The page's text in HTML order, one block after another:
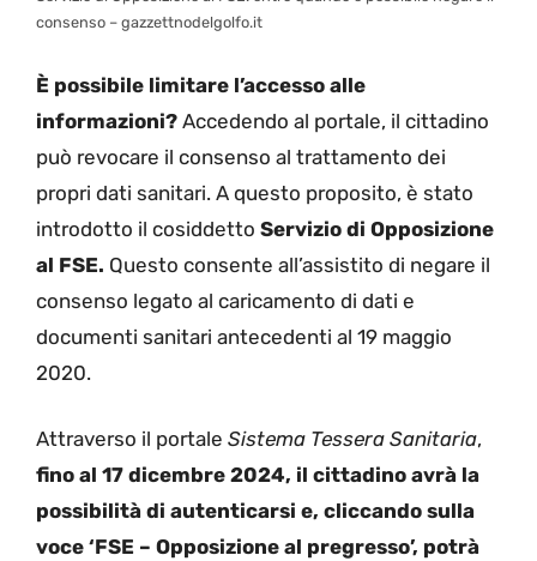
consenso – gazzettnodelgolfo.it
È possibile limitare l’accesso alle
informazioni? Accedendo al portale, il cittadino
può revocare il consenso al trattamento dei
propri dati sanitari. A questo proposito, è stato
introdotto il cosiddetto Servizio di Opposizione
al FSE. Questo consente all’assistito di negare il
consenso legato al caricamento di dati e
documenti sanitari antecedenti al 19 maggio
2020.
Attraverso il portale Sistema Tessera Sanitaria,
fino al 17 dicembre 2024, il cittadino avrà la
possibilità di autenticarsi e, cliccando sulla
voce ‘FSE – Opposizione al pregresso’, potrà